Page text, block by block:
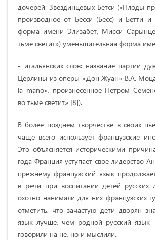
дочерей: Звездинцевых Бетси («Плоды
производное от Бесси (Бесс) и Бетти и
форма имени Элизабет, Мисси
тьме светит») уменьшительная форма
- итальянских слов: название партии
Церлины из оперы «Дон Жуан» В.А.
la mano», произнесенное Петром
во тьме светит» [8]).
В более позднем творчестве в своих
чаще всего использует французские
Это объясняется историческими
года Франция уступает свое лидерство
прежнему французский язык
в речи при воспитании детей русских
охотно нанимали для них французских
отметить, что зачастую дети дворян
язык лучше, чем родной русский язык
говорили на не, но и мыслили.